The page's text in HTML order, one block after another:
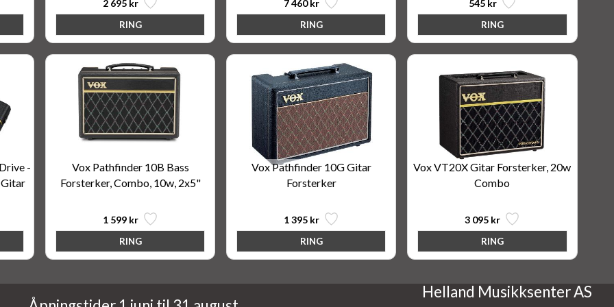
2 695 kr 7 460 kr 545 kr
-
Vox Pathfinder 10B Bass
Forsterker, Combo, 10w, 2x5"
1 599 kr
Vox Pathfinder 10G Gitar
Forsterker
1 395 kr
Vox VT20X Gitar Forsterker, 20w
Combo
3 095 kr
Helland Musikksenter AS